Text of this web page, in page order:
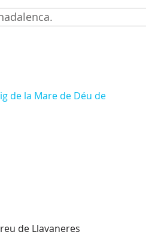
de la Mare de Déu de
de Llavaneres